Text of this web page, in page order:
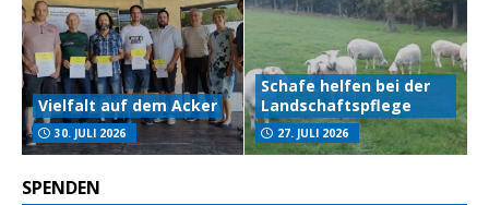
Vielfalt auf dem Acker
30. JULI 2026
Schafe helfen bei der
Landschaftspflege
27. JULI 2026
SPENDEN